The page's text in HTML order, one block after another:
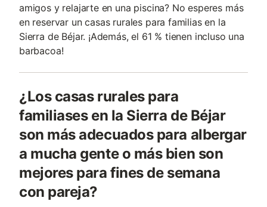
amigos y relajarte en una piscina? No esperes más
en reservar un casas rurales para familias en la
Sierra de Béjar. ¡Además, el 61 % tienen incluso una
barbacoa!
¿Los casas rurales para
familiases en la Sierra de Béjar
son más adecuados para albergar
a mucha gente o más bien son
mejores para fines de semana
con pareja?